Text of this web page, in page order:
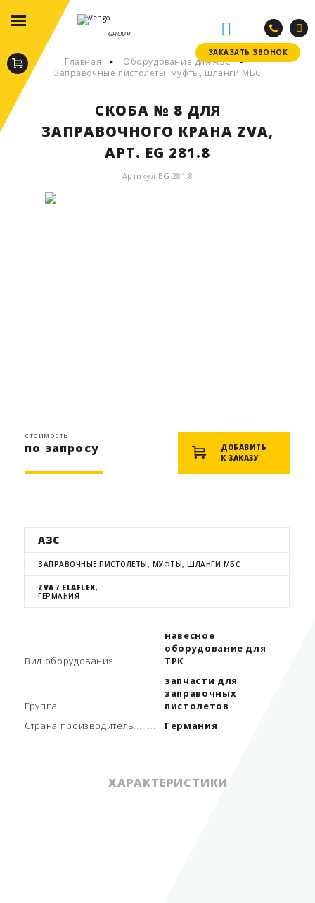
ЗАКАЗАТЬ ЗВОНОК
ЗАКАЗАТЬ ЗВОНОК
GROUP
Главная
Оборудование для АЗС
Заправочные пистолеты, муфты, шланги МБС
СКОБА № 8 ДЛЯ
ЗАПРАВОЧНОГО КРАНА ZVA,
АРТ. EG 281.8
Артикул EG 281.8
стоимость
по запросу
ДОБАВИТЬ
К ЗАКАЗУ
АЗС
ЗАПРАВОЧНЫЕ ПИСТОЛЕТЫ, МУФТЫ, ШЛАНГИ МБС
ZVA / ELAFLEX,
ГЕРМАНИЯ
Вид оборудования
навесное
оборудование для
ТРК
Группа
запчасти для
заправочных
пистолетов
Страна производитель
Германия
ХАРАКТЕРИСТИКИ